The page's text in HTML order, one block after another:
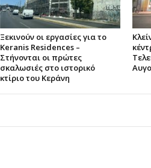
Ξεκινούν οι εργασίες για το
Keranis Residences –
Στήνονται οι πρώτες
σκαλωσιές στο ιστορικό
κτίριο του Κεράνη